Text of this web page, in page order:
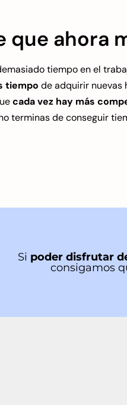
que ahora
tiempo en el
tiempo de adquirir nuevas
cada vez hay más
terminas de conseguir
Si poder disfrutar
consigamos